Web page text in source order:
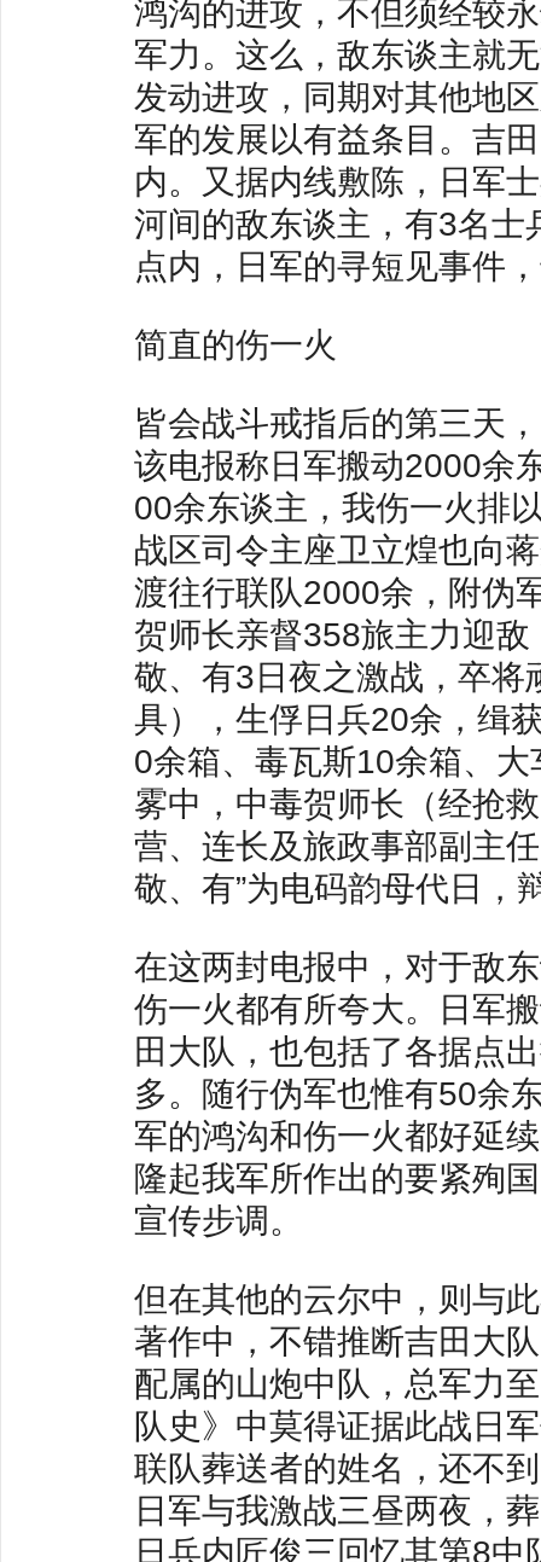
鸿沟的进攻，不但须经较
军力。这么，敌东谈主就
发动进攻，同期对其他地
军的发展以有益条目。吉
内。又据内线敷陈，日军
河间的敌东谈主，有3名
点内，日军的寻短见事件
简直的伤一火
皆会战斗戒指后的第三天
该电报称日军搬动2000余
00余东谈主，我伤一火排
战区司令主座卫立煌也向
渡往行联队2000余，附伪
贺师长亲督358旅主力迎
敬、有3日夜之激战，卒
具），生俘日兵20余，缉
0余箱、毒瓦斯10余箱、
雾中，中毒贺师长（经抢
营、连长及旅政事部副主
敬、有”为电码韵母代日，
在这两封电报中，对于敌
伤一火都有所夸大。日军
田大队，也包括了各据点
多。随行伪军也惟有50余
军的鸿沟和伤一火都好延
隆起我军所作出的要紧殉
宣传步调。
但在其他的云尔中，则与
著作中，不错推断吉田大
配属的山炮中队，总军力
队史》中莫得证据此战日
联队葬送者的姓名，还不
日军与我激战三昼两夜，
日兵内匠俊三回忆其第8